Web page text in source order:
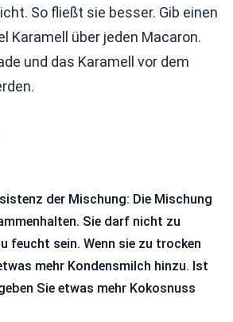
So fließt sie besser. Gib einen
Karamell über jeden Macaron.
und das Karamell vor dem
der Mischung: Die Mischung
Sie darf nicht zu
feucht sein. Wenn sie zu trocken
mehr Kondensmilch hinzu. Ist
Sie etwas mehr Kokosnuss